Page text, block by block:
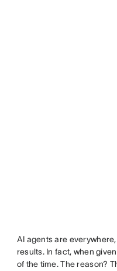
AI agents are
results. In fact, when
of the time. The reason?